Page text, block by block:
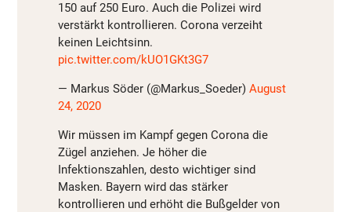
150 auf 250 Euro. Auch die Polizei wird
verstärkt kontrollieren. Corona verzeiht
keinen Leichtsinn.
pic.twitter.com/kUO1GKt3G7
— Markus Söder (@Markus_Soeder) August
24, 2020
Wir müssen im Kampf gegen Corona die
Zügel anziehen. Je höher die
Infektionszahlen, desto wichtiger sind
Masken. Bayern wird das stärker
kontrollieren und erhöht die Bußgelder von